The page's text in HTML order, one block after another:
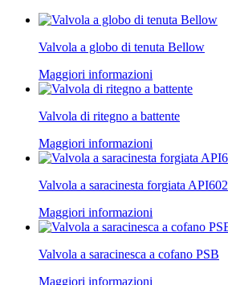
Valvola a globo di tenuta Bellow
Maggiori informazioni
Valvola di ritegno a battente
Maggiori informazioni
Valvola a saracinesta forgiata API602
Maggiori informazioni
Valvola a saracinesca a cofano PSB
Maggiori informazioni